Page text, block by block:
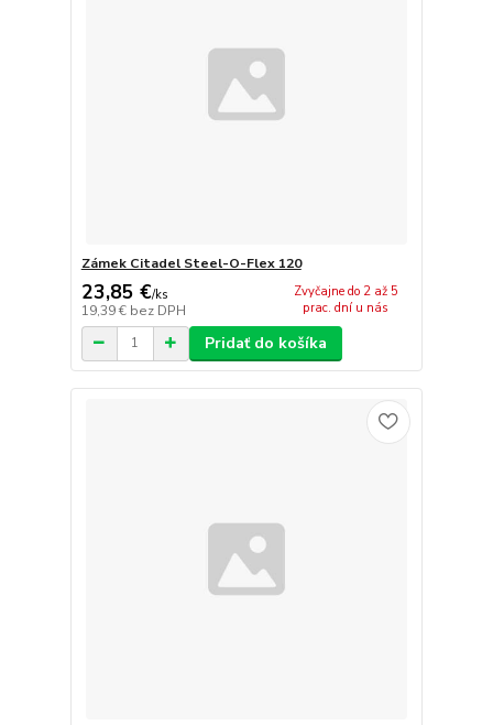
Zámek Citadel Steel-O-Flex 120
23,85 €/ks
19,39 € bez DPH
Zvyčajne do 2 až 5
prac. dní u nás
Pridať do košíka